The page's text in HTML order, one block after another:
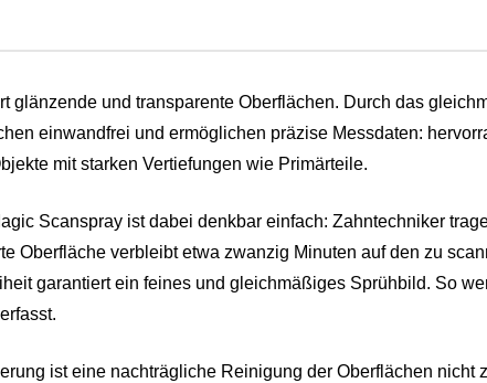
glänzende und transparente Oberflächen. Durch das
einwandfrei und ermöglichen präzise Messdaten:
mit starken Vertiefungen wie Primärteile.
Scanspray ist dabei denkbar einfach: Zahntechniker
Oberfläche verbleibt etwa zwanzig Minuten auf den zu
garantiert ein feines und gleichmäßiges Sprühbild. So
ist eine nachträgliche Reinigung der Oberflächen nicht